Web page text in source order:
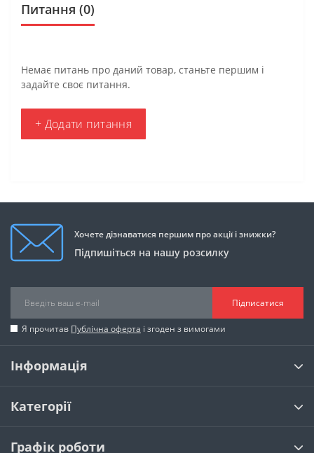
Питання (0)
Немає питань про даний товар, станьте першим і
задайте своє питання.
+ Додати питання
Хочете дізнаватися першим про акції і знижки?
Підпишіться на нашу розсилку
Підписатися
Я прочитав Публічна оферта і згоден з вимогами
Інформація
Категорії
Графік роботи